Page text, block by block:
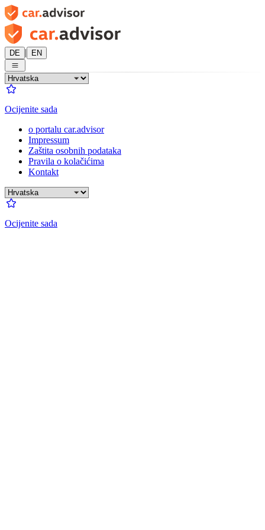
DE | EN
Ocijenite sada
o portalu car.advisor
Impressum
Zaštita osobnih podataka
Pravila o kolačićima
Kontakt
Ocijenite sada